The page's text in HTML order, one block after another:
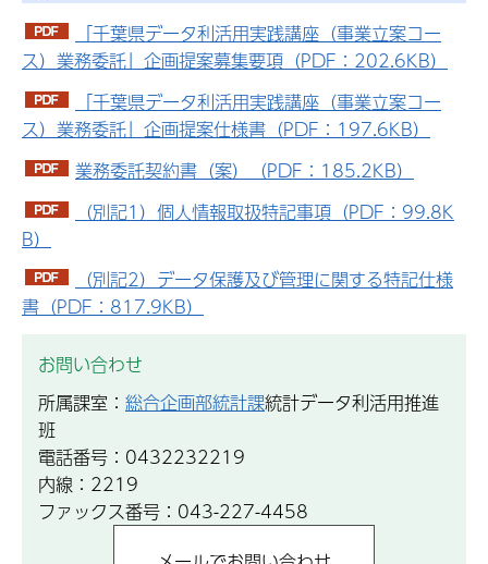
「千葉県データ利活用実践講座（事業立案コー
ス）業務委託」企画提案募集要項（PDF：202.6KB）
「千葉県データ利活用実践講座（事業立案コー
ス）業務委託」企画提案仕様書（PDF：197.6KB）
業務委託契約書（案）（PDF：185.2KB）
（別記1）個人情報取扱特記事項（PDF：99.8K
B）
（別記2）データ保護及び管理に関する特記仕様
書（PDF：817.9KB）
お問い合わせ
所属課室： 総合企画部統計課統計データ利活用推進
班
電話番号：0432232219
内線：2219
ファックス番号：043-227-4458